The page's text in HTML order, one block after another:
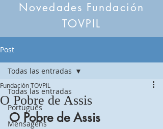
Novedades Fundación
TOVPIL
Post
Todas las entradas
Português
Mensagens
Todas las entradas
O Pobre de Assis
Fundación TOVPIL
O Pobre de Assis